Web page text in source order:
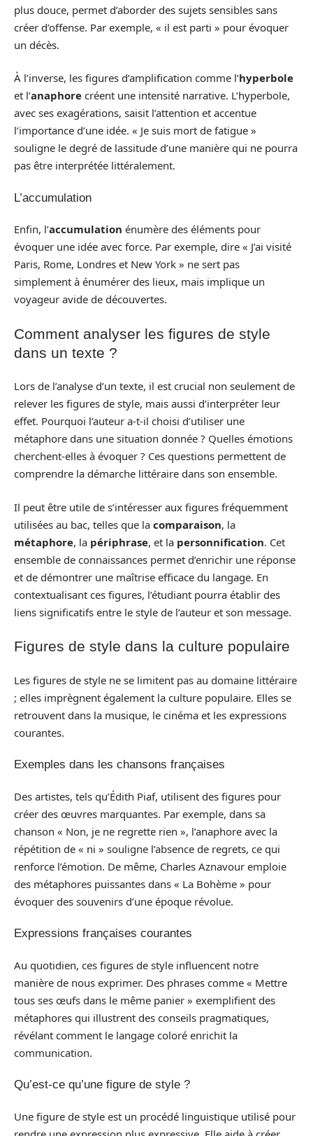
plus douce, permet d’aborder des sujets sensibles sans
créer d’offense. Par exemple, « il est parti » pour évoquer
un décès.
À l’inverse, les figures d’amplification comme l’hyperbole
et l’anaphore créent une intensité narrative. L’hyperbole,
avec ses exagérations, saisit l’attention et accentue
l’importance d’une idée. « Je suis mort de fatigue »
souligne le degré de lassitude d’une manière qui ne pourra
pas être interprétée littéralement.
L’accumulation
Enfin, l’accumulation énumère des éléments pour
évoquer une idée avec force. Par exemple, dire « J’ai visité
Paris, Rome, Londres et New York » ne sert pas
simplement à énumérer des lieux, mais implique un
voyageur avide de découvertes.
Comment analyser les figures de style
dans un texte ?
Lors de l’analyse d’un texte, il est crucial non seulement de
relever les figures de style, mais aussi d’interpréter leur
effet. Pourquoi l’auteur a-t-il choisi d’utiliser une
métaphore dans une situation donnée ? Quelles émotions
cherchent-elles à évoquer ? Ces questions permettent de
comprendre la démarche littéraire dans son ensemble.
Il peut être utile de s’intéresser aux figures fréquemment
utilisées au bac, telles que la comparaison, la
métaphore, la périphrase, et la personnification. Cet
ensemble de connaissances permet d’enrichir une réponse
et de démontrer une maîtrise efficace du langage. En
contextualisant ces figures, l’étudiant pourra établir des
liens significatifs entre le style de l’auteur et son message.
Figures de style dans la culture populaire
Les figures de style ne se limitent pas au domaine littéraire
; elles imprègnent également la culture populaire. Elles se
retrouvent dans la musique, le cinéma et les expressions
courantes.
Exemples dans les chansons françaises
Des artistes, tels qu’Édith Piaf, utilisent des figures pour
créer des œuvres marquantes. Par exemple, dans sa
chanson « Non, je ne regrette rien », l’anaphore avec la
répétition de « ni » souligne l’absence de regrets, ce qui
renforce l’émotion. De même, Charles Aznavour emploie
des métaphores puissantes dans « La Bohème » pour
évoquer des souvenirs d’une époque révolue.
Expressions françaises courantes
Au quotidien, ces figures de style influencent notre
manière de nous exprimer. Des phrases comme « Mettre
tous ses œufs dans le même panier » exemplifient des
métaphores qui illustrent des conseils pragmatiques,
révélant comment le langage coloré enrichit la
communication.
Qu’est-ce qu’une figure de style ?
Une figure de style est un procédé linguistique utilisé pour